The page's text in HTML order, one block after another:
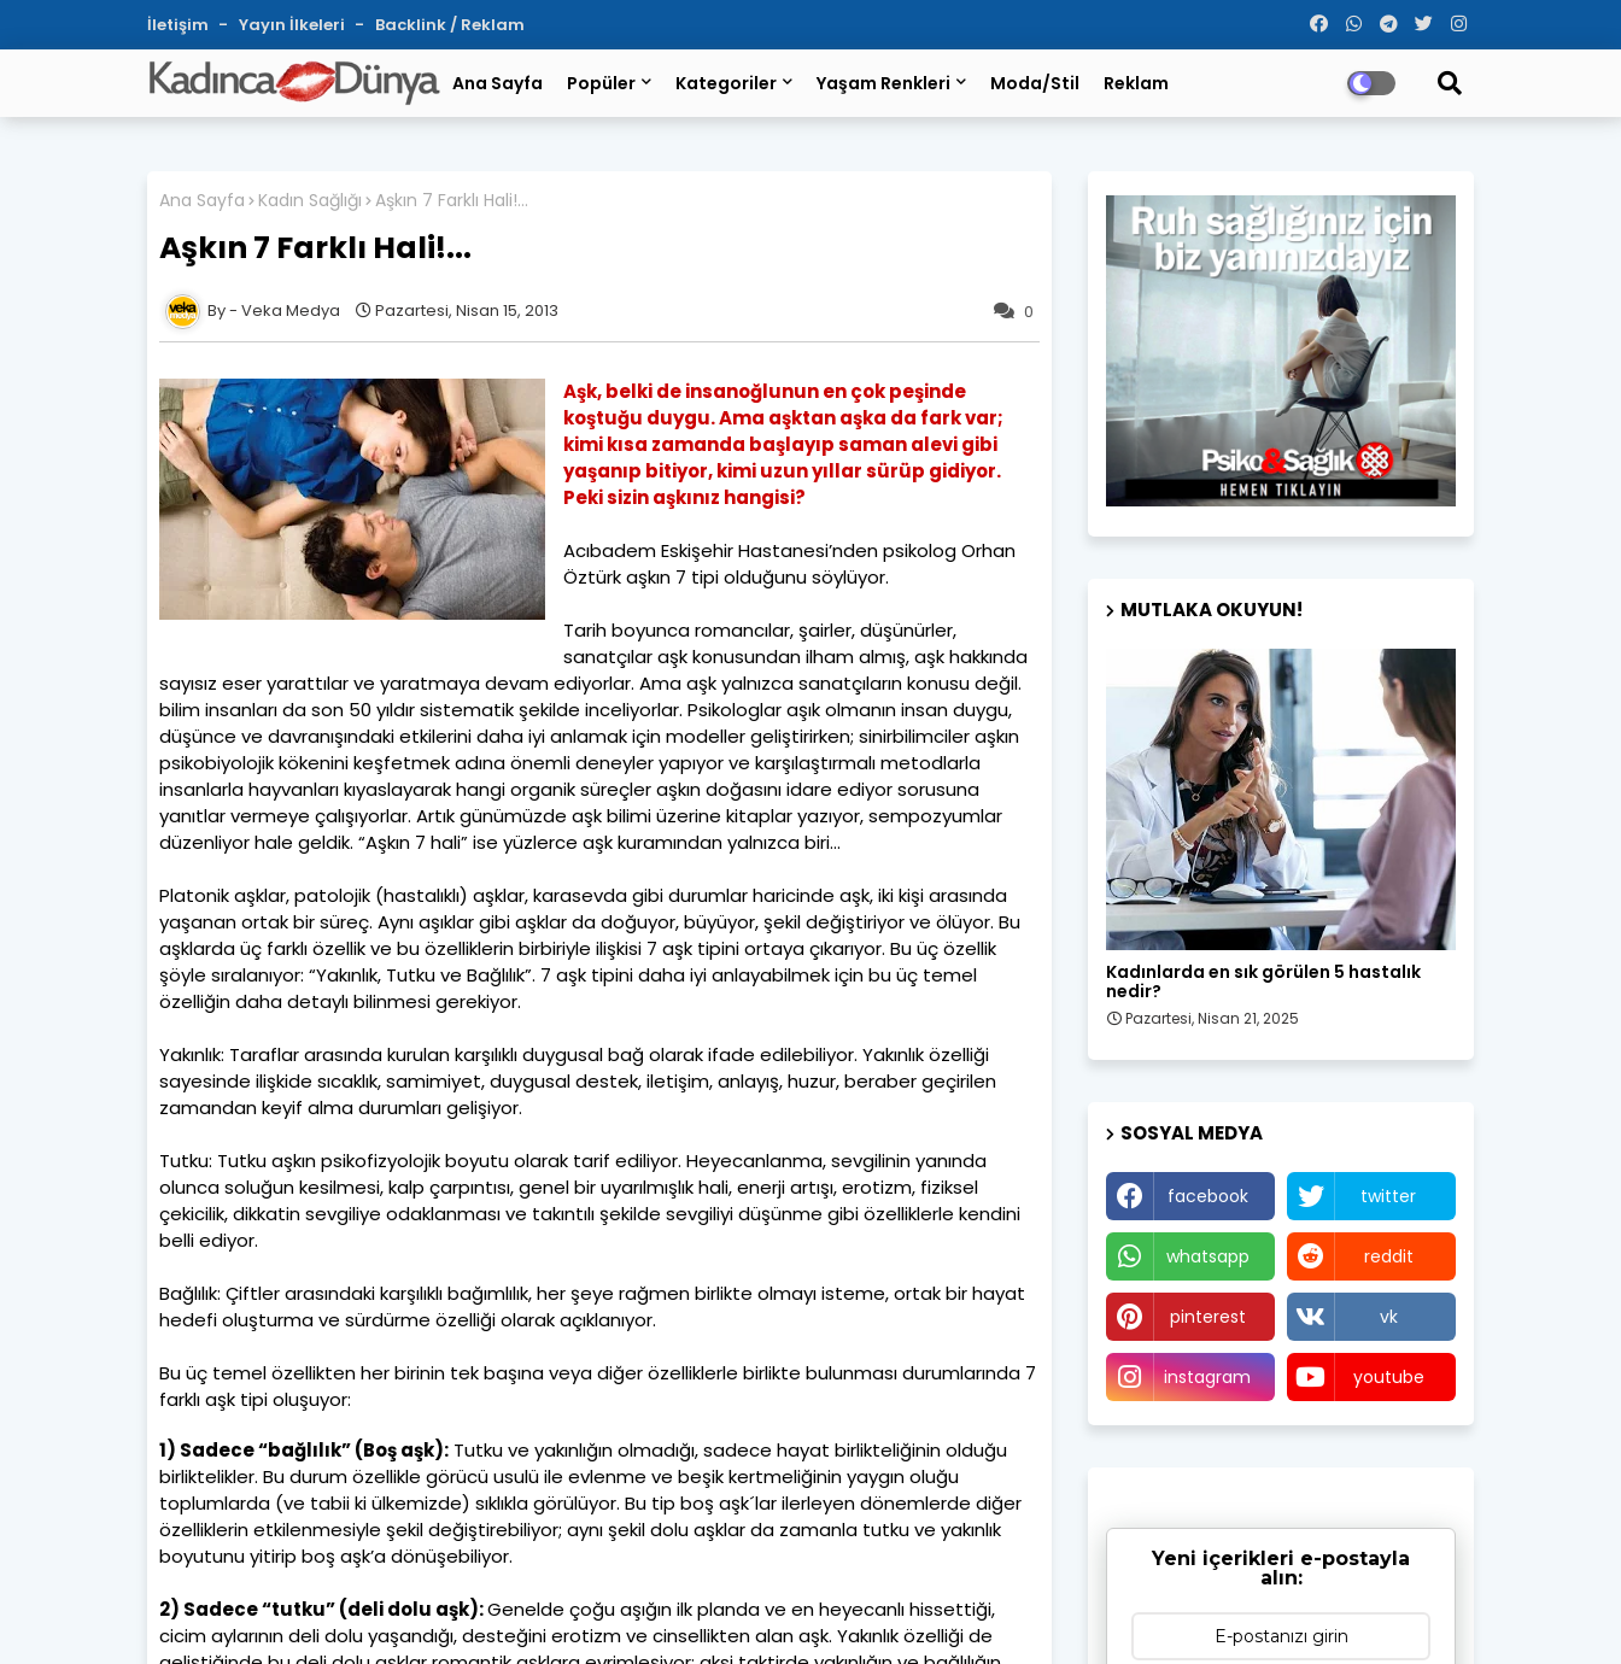
İletişim Yayın İlkeleri Backlink / Reklam
Ana Sayfa Popüler Kategoriler Yaşam Renkleri Moda/Stil Reklam
Ana Sayfa Kadın Sağlığı Aşkın 7 Farklı Hali!...
Aşkın 7 Farklı Hali!...
0
Veka Medya Pazartesi, Nisan 15, 2013
Aşk, belki de insanoğlunun en çok peşinde
koştuğu duygu. Ama aşktan aşka da fark var;
kimi kısa zamanda başlayıp saman alevi gibi
yaşanıp bitiyor, kimi uzun yıllar sürüp gidiyor.
Peki sizin aşkınız hangisi?
Acıbadem Eskişehir Hastanesi’nden psikolog Orhan
Öztürk aşkın 7 tipi olduğunu söylüyor.
Tarih boyunca romancılar, şairler, düşünürler,
sanatçılar aşk konusundan ilham almış, aşk hakkında
sayısız eser yarattılar ve yaratmaya devam ediyorlar. Ama aşk yalnızca sanatçıların konusu değil.
bilim insanları da son 50 yıldır sistematik şekilde inceliyorlar. Psikologlar aşık olmanın insan duygu,
düşünce ve davranışındaki etkilerini daha iyi anlamak için modeller geliştirirken; sinirbilimciler aşkın
psikobiyolojik kökenini keşfetmek adına önemli deneyler yapıyor ve karşılaştırmalı metodlarla
insanlarla hayvanları kıyaslayarak hangi organik süreçler aşkın doğasını idare ediyor sorusuna
yanıtlar vermeye çalışıyorlar. Artık günümüzde aşk bilimi üzerine kitaplar yazıyor, sempozyumlar
düzenliyor hale geldik. “Aşkın 7 hali” ise yüzlerce aşk kuramından yalnızca biri...
Platonik aşklar, patolojik (hastalıklı) aşklar, karasevda gibi durumlar haricinde aşk, iki kişi arasında
yaşanan ortak bir süreç. Aynı aşıklar gibi aşklar da doğuyor, büyüyor, şekil değiştiriyor ve ölüyor. Bu
aşklarda üç farklı özellik ve bu özelliklerin birbiriyle ilişkisi 7 aşk tipini ortaya çıkarıyor. Bu üç özellik
şöyle sıralanıyor: “Yakınlık, Tutku ve Bağlılık”. 7 aşk tipini daha iyi anlayabilmek için bu üç temel
özelliğin daha detaylı bilinmesi gerekiyor.
Yakınlık: Taraflar arasında kurulan karşılıklı duygusal bağ olarak ifade edilebiliyor. Yakınlık özelliği
sayesinde ilişkide sıcaklık, samimiyet, duygusal destek, iletişim, anlayış, huzur, beraber geçirilen
zamandan keyif alma durumları gelişiyor.
Tutku: Tutku aşkın psikofizyolojik boyutu olarak tarif ediliyor. Heyecanlanma, sevgilinin yanında
olunca soluğun kesilmesi, kalp çarpıntısı, genel bir uyarılmışlık hali, enerji artışı, erotizm, fiziksel
çekicilik, dikkatin sevgiliye odaklanması ve takıntılı şekilde sevgiliyi düşünme gibi özelliklerle kendini
belli ediyor.
Bağlılık: Çiftler arasındaki karşılıklı bağımlılık, her şeye rağmen birlikte olmayı isteme, ortak bir hayat
hedefi oluşturma ve sürdürme özelliği olarak açıklanıyor.
Bu üç temel özellikten her birinin tek başına veya diğer özelliklerle birlikte bulunması durumlarında 7
farklı aşk tipi oluşuyor:
1) Sadece “bağlılık” (Boş aşk): Tutku ve yakınlığın olmadığı, sadece hayat birlikteliğinin olduğu
birliktelikler. Bu durum özellikle görücü usulü ile evlenme ve beşik kertmeliğinin yaygın oluğu
toplumlarda (ve tabii ki ülkemizde) sıklıkla görülüyor. Bu tip boş aşk´lar ilerleyen dönemlerde diğer
özelliklerin etkilenmesiyle şekil değiştirebiliyor; aynı şekil dolu aşklar da zamanla tutku ve yakınlık
boyutunu yitirip boş aşk’a dönüşebiliyor.
2) Sadece “tutku” (deli dolu aşk):Genelde çoğu aşığın ilk planda ve en heyecanlı hissettiği,
cicim aylarının deli dolu yaşandığı, desteğini erotizm ve cinsellikten alan aşk. Yakınlık özelliği de
MUTLAKA OKUYUN!
Kadın Sağlığı
Kadınlarda en sık görülen 5 hastalık
nedir?
Pazartesi, Nisan 21, 2025
SOSYAL MEDYA
facebook twitter
whatsapp reddit
pinterest vk
instagram youtube
Yeni içerikleri e-postayla
alın: